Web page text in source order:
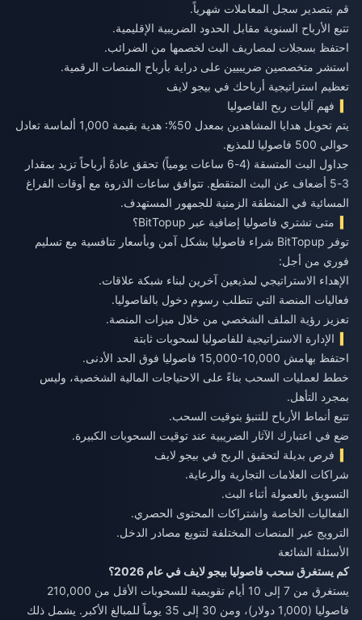
قم بتصدير سجل المعاملات شهرياً.
تتبع الأرباح السنوية مقابل الحدود الضريبية الإقليمية.
احتفظ بسجلات لمصاريف البث لخصمها من الضرائب.
استشر متخصصين ضريبيين على دراية بأرباح المنصات الرقمية.
تعظيم استراتيجية أرباحك في بيجو لايف
فهم آليات ربح الفاصوليا
يتم تحويل هدايا المشاهدين بمعدل 50%: هدية بقيمة 1,000 ألماسة تعادل
حوالي 500 فاصوليا للمذيع.
جداول البث المتسقة (4-6 ساعات يومياً) تحقق عادةً أرباحاً تزيد بمقدار
3-5 أضعاف عن البث المتقطع. تتوافق ساعات الذروة مع أوقات الفراغ
المسائية في المنطقة الزمنية للجمهور المستهدف.
متى تشتري فاصوليا إضافية عبر BitTopup؟
توفر BitTopup شراء فاصوليا بشكل آمن وبأسعار تنافسية مع تسليم
فوري من أجل:
الإهداء الاستراتيجي لمذيعين آخرين لبناء شبكة علاقات.
فعاليات المنصة التي تتطلب رسوم دخول بالفاصوليا.
تعزيز رؤية الملف الشخصي من خلال ميزات المنصة.
الإدارة الاستراتيجية للفاصوليا لسحوبات ثابتة
احتفظ بهامش 10,000-15,000 فاصوليا فوق الحد الأدنى.
خطط لعمليات السحب بناءً على الاحتياجات المالية الشخصية، وليس
بمجرد التأهل.
تتبع أنماط الأرباح للتنبؤ بتوقيت السحب.
ضع في اعتبارك الآثار الضريبية عند توقيت السحوبات الكبيرة.
فرص بديلة لتحقيق الربح في بيجو لايف
شراكات العلامات التجارية والرعاية.
التسويق بالعمولة أثناء البث.
الفعاليات الخاصة واشتراكات المحتوى الحصري.
الترويج عبر المنصات المختلفة لتنويع مصادر الدخل.
الأسئلة الشائعة
كم يستغرق سحب فاصوليا بيجو لايف في عام 2026؟
يستغرق من 7 إلى 10 أيام تقويمية للسحوبات الأقل من 210,000
فاصوليا (1,000 دولار)، ومن 30 إلى 35 يوماً للمبالغ الأكبر. يشمل ذلك